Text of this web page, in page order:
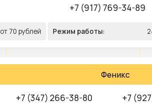
+7 (917) 769-34-89
от 70 рублей Режим работы:
Феникс
+7 (347) 266-38-80 +7